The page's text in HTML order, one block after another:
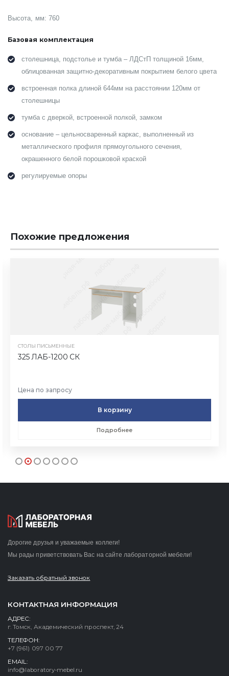
Высота, мм: 760
Базовая комплектация
столешница, подстолье и тумба – ЛДСтП толщиной 16мм,
облицованная защитно-декоративным покрытием белого цвета
встроенная полка длиной 644мм на расстоянии 120мм от
столешницы
тумба с дверкой, встроенной полкой, замком
основание – цельносваренный каркас, выполненный из
металлического профиля прямоугольного сечения,
окрашенного белой порошковой краской
регулируемые опоры
Похожие предложения
СТОЛЫ ПИСЬМЕННЫЕ
325 ЛАБ-1200 СК
Цена по запросу
В корзину
Подробнее
Дорогие друзья и уважаемые коллеги!
Мы рады приветствовать Вас на сайте лабораторной мебели!
Заказать обратный звонок
КОНТАКТНАЯ ИНФОРМАЦИЯ
АДРЕС:
г. Томск, Академический проспект, 24
ТЕЛЕФОН:
+7 (961) 097 00 77
EMAIL:
info@laboratory-mebel.ru